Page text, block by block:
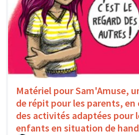
Matériel pour Sam'Amuse,
de répit pour les parents, en
des activités adaptées pour
enfants en situation de